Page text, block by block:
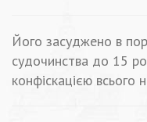
Його засуджено в
судочинства до 15
конфіскацією